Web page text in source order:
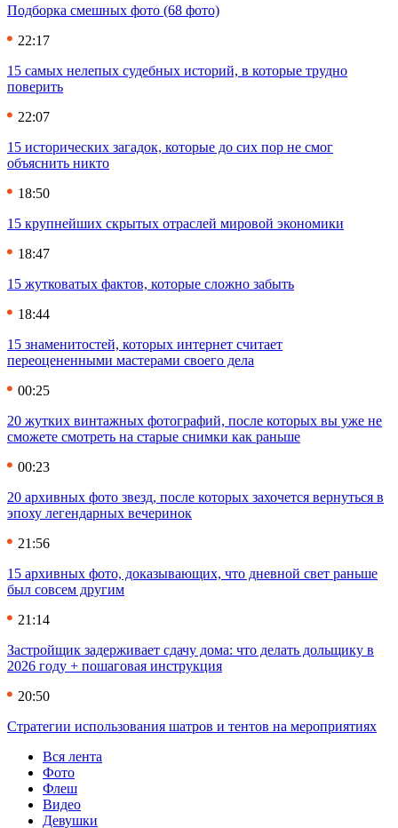
Подборка смешных фото (68 фото)
22:17
15 самых нелепых судебных историй, в которые трудно
поверить
22:07
15 исторических загадок, которые до сих пор не смог
объяснить никто
18:50
15 крупнейших скрытых отраслей мировой экономики
18:47
15 жутковатых фактов, которые сложно забыть
18:44
15 знаменитостей, которых интернет считает
переоцененными мастерами своего дела
00:25
20 жутких винтажных фотографий, после которых вы уже не
сможете смотреть на старые снимки как раньше
00:23
20 архивных фото звезд, после которых захочется вернуться в
эпоху легендарных вечеринок
21:56
15 архивных фото, доказывающих, что дневной свет раньше
был совсем другим
21:14
Застройщик задерживает сдачу дома: что делать дольщику в
2026 году + пошаговая инструкция
20:50
Стратегии использования шатров и тентов на мероприятиях
Вся лента
Фото
Флеш
Видео
Девушки